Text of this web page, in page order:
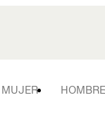
MUJER HOMBRE